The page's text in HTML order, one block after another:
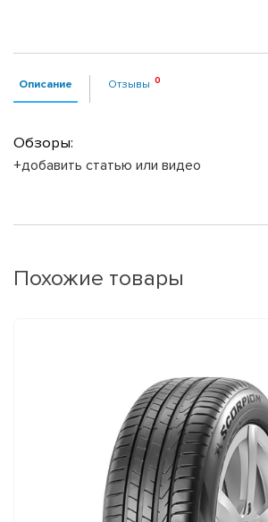
Описание Отзывы
Обзоры:
+добавить статью или видео
Похожие товары